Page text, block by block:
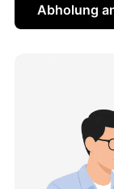
Abholung